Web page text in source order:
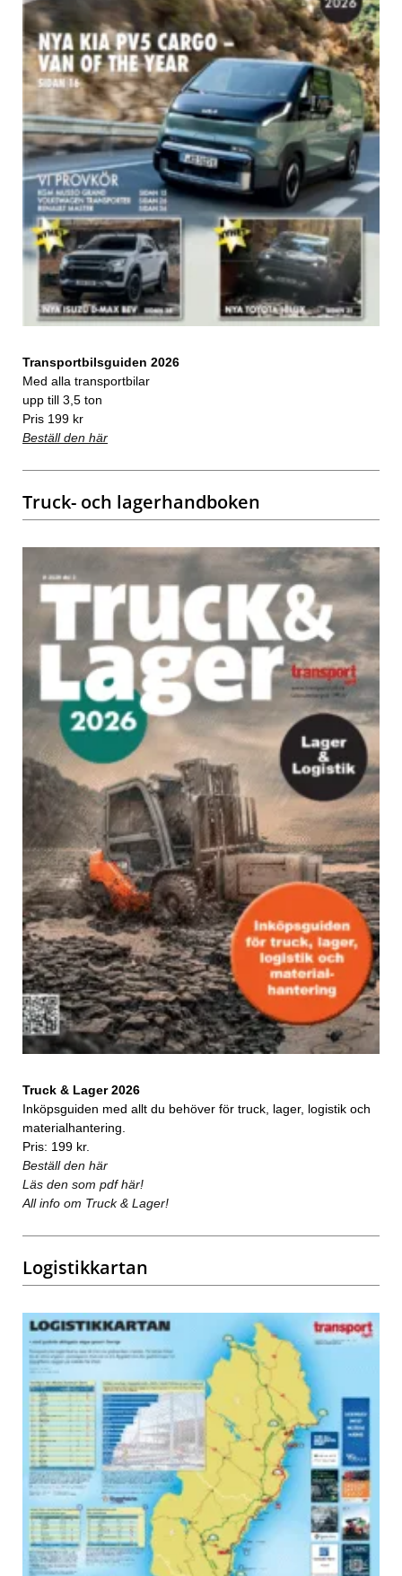
Transportbilsguiden 2026
Med alla transportbilar
upp till 3,5 ton
Pris 199 kr
Beställ den här
Truck- och lagerhandboken
Truck & Lager 2026
Inköpsguiden med allt du behöver för truck, lager, logistik och
materialhantering.
Pris: 199 kr.
Beställ den här
Läs den som pdf här!
All info om Truck & Lager!
Logistikkartan